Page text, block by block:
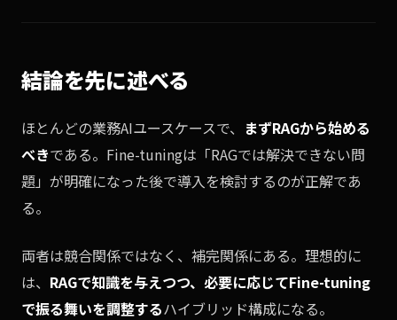
結論を先に述べる
ほとんどの業務AIユースケースで、 まずRAGから始める
べきである。Fine-tuningは「RAGでは解決できない問
題」が明確になった後で導入を検討するのが正解であ
る。
両者は競合関係ではなく、補完関係にある。理想的に
は、 RAGで知識を与えつつ、必要に応じてFine-tuning
で振る舞いを調整するハイブリッド構成になる。